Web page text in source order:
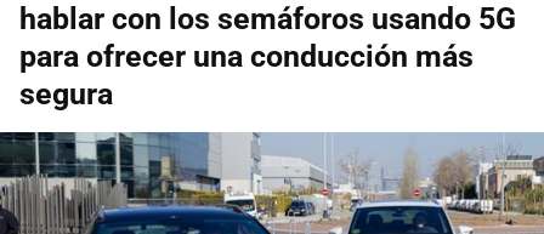
hablar con los semáforos usando 5G
para ofrecer una conducción más
segura